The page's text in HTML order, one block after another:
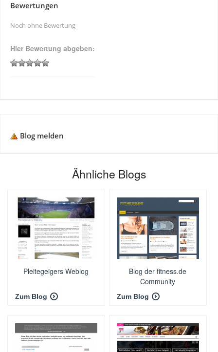
Bewertungen
Noch ohne Bewertung
Hier Bewertung abgeben:
Blog melden
Ähnliche Blogs
Pleitegeigers Weblog
Zum Blog
Blog der fitness.de
Community
Zum Blog